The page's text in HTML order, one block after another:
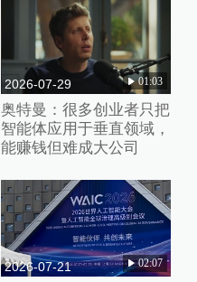
2026-07-29 01:03
奥特曼：很多创业者只把
智能体应用于垂直领域，
能赚钱但难成大公司
2026-07-21 02:07